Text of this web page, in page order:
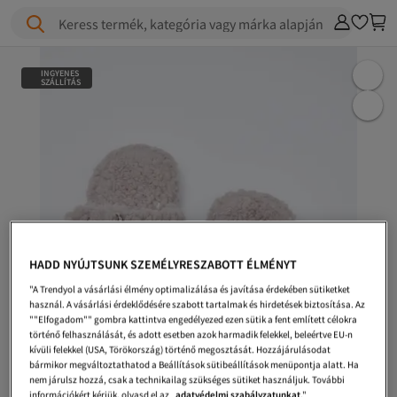
Keress termék, kategória vagy márka alapján
INGYENES
SZÁLLÍTÁS
HADD NYÚJTSUNK SZEMÉLYRESZABOTT ÉLMÉNYT
"A Trendyol a vásárlási élmény optimalizálása és javítása érdekében sütiketket
használ. A vásárlási érdeklődésére szabott tartalmak és hirdetések biztosítása. Az
""Elfogadom"" gombra kattintva engedélyezed ezen sütik a fent említett célokra
történő felhasználását, és adott esetben azok harmadik felekkel, beleértve EU-n
kívüli felekkel (USA, Törökország) történő megosztását. Hozzájárulásodat
bármikor megváltoztathatod a Beállítások sütibeállítások menüpontja alatt. Ha
nem járulsz hozzá, csak a technikailag szükséges sütiket használjuk. További
információkért kérjük, olvasd el az adatvédelmi szabályzatunkat."